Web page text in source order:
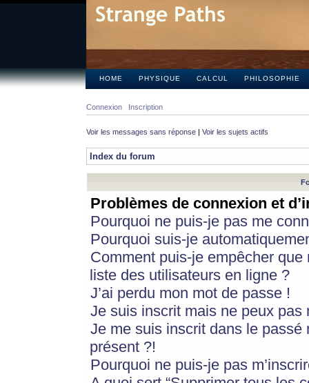
HOME PHYSIQUE CALCUL PHILOSOPHIE
Connexion Inscription
Voir les messages sans réponse | Voir les sujets actifs
Index du forum
Problèmes de connexion et
Pourquoi ne puis-je pas me
Pourquoi suis-je
Comment puis-je empêcher
liste des utilisateurs en ligne ?
J’ai perdu mon mot de passe !
Je suis inscrit mais ne peux pas
Je me suis inscrit dans le
présent ?!
Pourquoi ne puis-je pas